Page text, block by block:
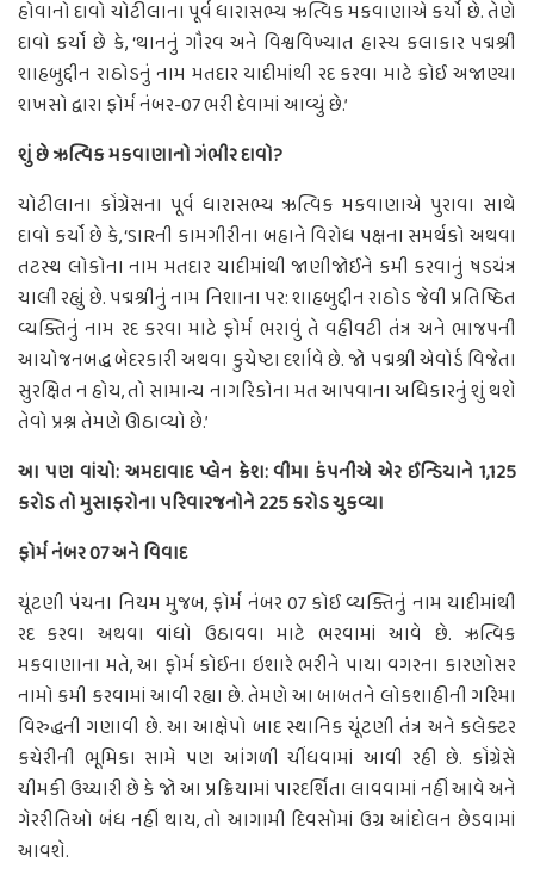
હોવાનો દાવો ચોટીલાના પૂર્વ ધારાસભ્ય ઋત્વિક મકવાણાએ કર્યો છે. તેણે
દાવો કર્યો છે કે, ‘થાનનું ગૌરવ અને વિશ્વવિખ્યાત હાસ્ય કલાકાર પદ્મશ્રી
શાહબુદ્દીન રાઠોડનું નામ મતદાર યાદીમાંથી રદ કરવા માટે કોઈ અજાણ્યા
શખસો દ્વારા ફોર્મ નંબર-07 ભરી દેવામાં આવ્યું છે.’
શું છે ઋત્વિક મકવાણાનો ગંભીર દાવો?
ચોટીલાના કોંગ્રેસના પૂર્વ ધારાસભ્ય ઋત્વિક મકવાણાએ પુરાવા સાથે
દાવો કર્યો છે કે, ‘SIRની કામગીરીના બહાને વિરોધ પક્ષના સમર્થકો અથવા
તટસ્થ લોકોના નામ મતદાર યાદીમાંથી જાણીજોઈને કમી કરવાનું ષડયંત્ર
ચાલી રહ્યું છે. પદ્મશ્રીનું નામ નિશાના પર: શાહબુદ્દીન રાઠોડ જેવી પ્રતિષ્ઠિત
વ્યક્તિનું નામ રદ કરવા માટે ફોર્મ ભરાવું તે વહીવટી તંત્ર અને ભાજપની
આયોજનબદ્ધ બેદરકારી અથવા કુચેષ્ટા દર્શાવે છે. જો પદ્મશ્રી એવોર્ડ વિજેતા
સુરક્ષિત ન હોય, તો સામાન્ય નાગરિકોના મત આપવાના અધિકારનું શું થશે
તેવો પ્રશ્ન તેમણે ઊઠાવ્યો છે.’
આ પણ વાંચો: અમદાવાદ પ્લેન ક્રેશ: વીમા કંપનીએ એર ઈન્ડિયાને 1,125
કરોડ તો મુસાફરોના પરિવારજનોને 225 કરોડ ચુકવ્યા
ફોર્મ નંબર 07 અને વિવાદ
ચૂંટણી પંચના નિયમ મુજબ, ફોર્મ નંબર 07 કોઈ વ્યક્તિનું નામ યાદીમાંથી
રદ કરવા અથવા વાંધો ઉઠાવવા માટે ભરવામાં આવે છે. ઋત્વિક
મકવાણાના મતે, આ ફોર્મ કોઈના ઇશારે ભરીને પાયા વગરના કારણોસર
નામો કમી કરવામાં આવી રહ્યા છે. તેમણે આ બાબતને લોકશાહીની ગરિમા
વિરુદ્ધની ગણાવી છે. આ આક્ષેપો બાદ સ્થાનિક ચૂંટણી તંત્ર અને કલેક્ટર
કચેરીની ભૂમિકા સામે પણ આંગળી ચીંધવામાં આવી રહી છે. કોંગ્રેસે
ચીમકી ઉચ્ચારી છે કે જો આ પ્રક્રિયામાં પારદર્શિતા લાવવામાં નહીં આવે અને
ગેરરીતિઓ બંધ નહીં થાય, તો આગામી દિવસોમાં ઉગ્ર આંદોલન છેડવામાં
આવશે.